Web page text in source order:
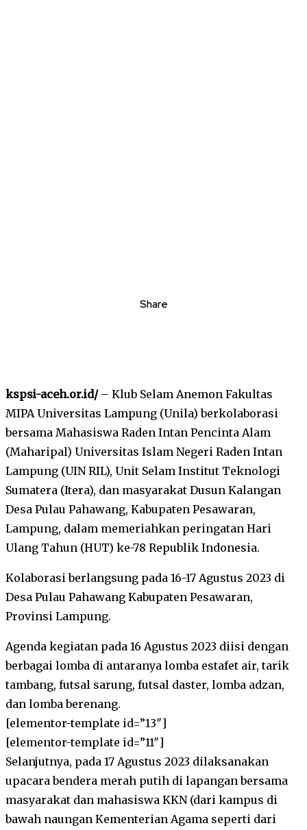
Share
kspsi-aceh.or.id/– Klub Selam Anemon Fakultas
MIPA Universitas Lampung (Unila) berkolaborasi
bersama Mahasiswa Raden Intan Pencinta Alam
(Maharipal) Universitas Islam Negeri Raden Intan
Lampung (UIN RIL), Unit Selam Institut Teknologi
Sumatera (Itera), dan masyarakat Dusun Kalangan
Desa Pulau Pahawang, Kabupaten Pesawaran,
Lampung, dalam memeriahkan peringatan Hari
Ulang Tahun (HUT) ke-78 Republik Indonesia.
Kolaborasi berlangsung pada 16-17 Agustus 2023 di
Desa Pulau Pahawang Kabupaten Pesawaran,
Provinsi Lampung.
Agenda kegiatan pada 16 Agustus 2023 diisi dengan
berbagai lomba di antaranya lomba estafet air, tarik
tambang, futsal sarung, futsal daster, lomba adzan,
dan lomba berenang.
[elementor-template id=”13″]
[elementor-template id=”11″]
Selanjutnya, pada 17 Agustus 2023 dilaksanakan
upacara bendera merah putih di lapangan bersama
masyarakat dan mahasiswa KKN (dari kampus di
bawah naungan Kementerian Agama seperti dari